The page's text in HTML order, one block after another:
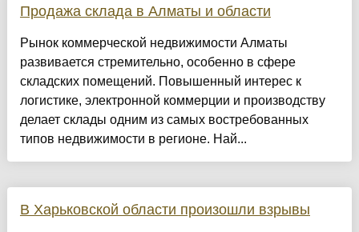
Продажа склада в Алматы и области
Рынок коммерческой недвижимости Алматы
развивается стремительно, особенно в сфере
складских помещений. Повышенный интерес к
логистике, электронной коммерции и производству
делает склады одним из самых востребованных
типов недвижимости в регионе. Най...
В Харьковской области произошли взрывы